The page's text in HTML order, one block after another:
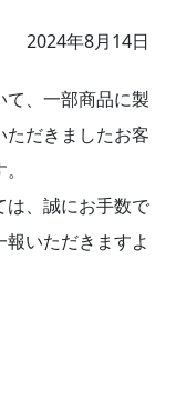
2024年8月14日
て、一部商品に製
だきましたお客
は、誠にお手数で
いただきますよ